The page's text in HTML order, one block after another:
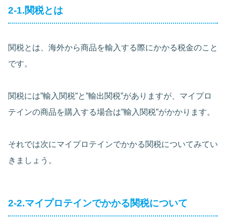
2-1.関税とは
関税とは、海外から商品を輸入する際にかかる税金のこと
です。
関税には”輸入関税”と”輸出関税”がありますが、マイプロ
テインの商品を購入する場合は”輸入関税”がかかります。
それでは次にマイプロテインでかかる関税についてみてい
きましょう。
2-2.マイプロテインでかかる関税について